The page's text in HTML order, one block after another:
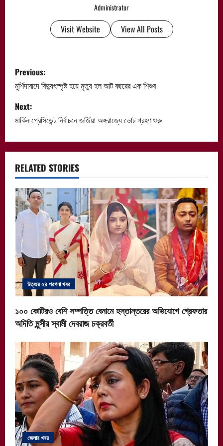
Administrator
Visit Website View All Posts
P
o
s
t
n
a
v
i
g
a
t
i
o
n
Previous:
মুর্শিদাবাদে বিদ্যুৎস্পৃষ্ট হয়ে মৃত্যু হল আট বছরের এক শিশুর
Next:
মার্কিন প্রেসিডেন্ট নির্বাচনে জর্জিয়া অঙ্গরাজ্যে ভোট গ্রহণ শুরু
RELATED STORIES
উত্তর ২৪ পরগনা খবর
১০০ কোটিরও বেশি সম্পত্তি বেনামে হস্তান্তরের অভিযোগে গ্রেফতার
অদিতি মুন্সীর স্বামী দেবরাজ চক্রবর্তী
জেলার খবর